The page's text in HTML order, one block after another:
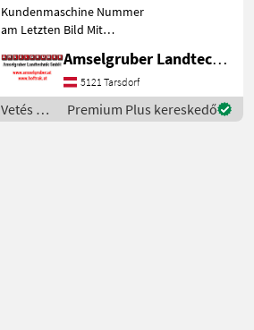
Kundenmaschine Nummer
am Letzten Bild Mit
Doppelscharrscheiben
Walze Gelenkwelle
Packerwalze Durchtrieb
elektr Fahrgassenschaltung
Amselgruber Landtechnik GmbH
5121 Tarsdorf
Vetés és
növényápolás
Premium Plus kereskedő